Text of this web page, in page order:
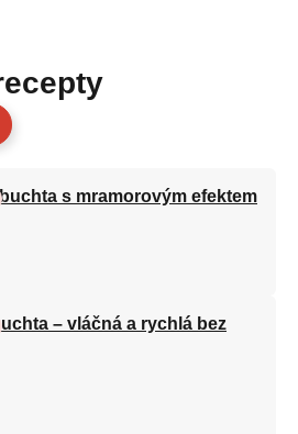
s mramorovým efektem
– vláčná a rychlá bez